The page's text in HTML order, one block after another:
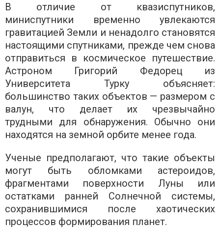
В отличие от квазиспутников,
миниспутники временно увлекаются
гравитацией Земли и ненадолго становятся
настоящими спутниками, прежде чем снова
отправиться в космическое путешествие.
Астроном Григорий Федорец из
Университета Турку объясняет:
большинство таких объектов — размером с
валун, что делает их чрезвычайно
трудными для обнаружения. Обычно они
находятся на земной орбите менее года.
Ученые предполагают, что такие объекты
могут быть обломками астероидов,
фрагментами поверхности Луны или
остатками ранней Солнечной системы,
сохранившимися после хаотических
процессов формирования планет.